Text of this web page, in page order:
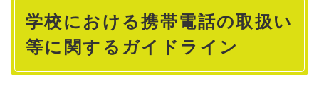
本
学校における携帯電話の取扱い
等に関するガイドライン